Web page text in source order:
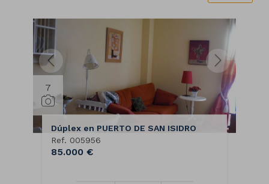
7
Dúplex en PUERTO DE SAN ISIDRO
Ref. 005956
85.000 €